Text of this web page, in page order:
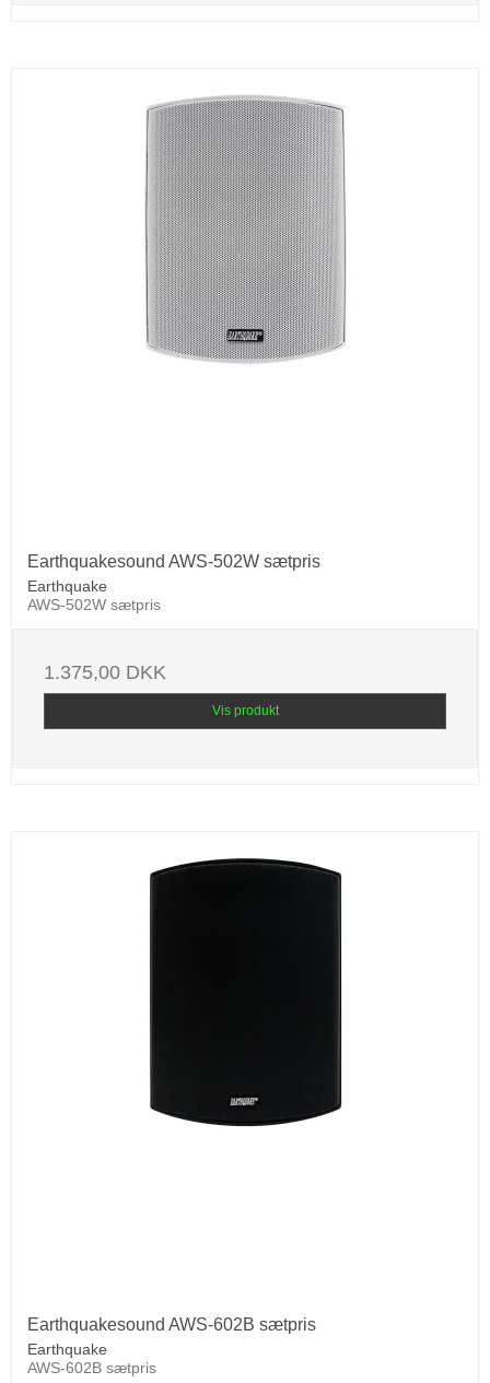
Earthquakesound AWS-502W sætpris
Earthquake
AWS-502W sætpris
1.375,00 DKK
Vis produkt
Earthquakesound AWS-602B sætpris
Earthquake
AWS-602B sætpris